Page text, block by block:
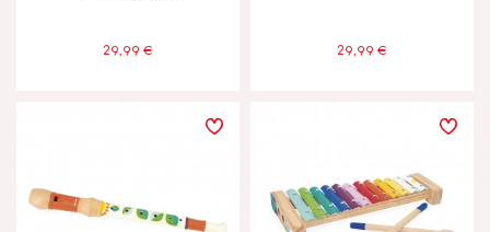
29,99 € 29,99 €